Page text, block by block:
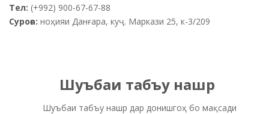
Тел: (+992) 900-67-67-88
Суроға: ноҳияи Данғара, куҷ. Маркази 25, к-3/209
Шуъбаи табъу нашр
Шуъбаи табъу нашр дар донишгоҳ бо мақсади